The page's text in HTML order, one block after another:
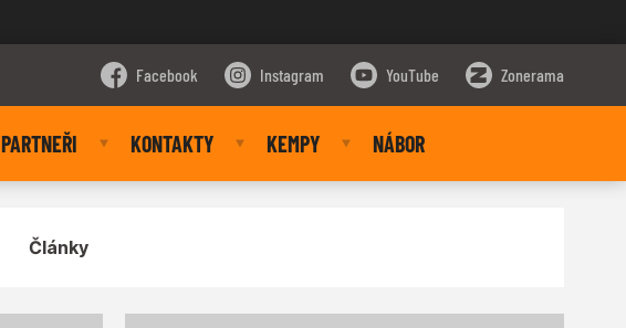
Facebook Instagram YouTube Zonerama
PARTNEŘI KONTAKTY KEMPY NÁBOR
Články